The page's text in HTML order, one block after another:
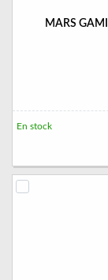
MARS
En stock